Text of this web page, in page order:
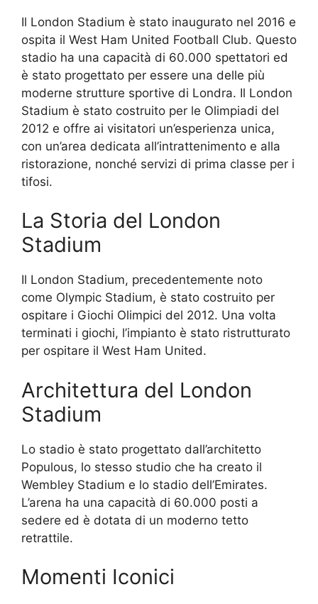
Il London Stadium è stato inaugurato nel 2016 e
ospita il West Ham United Football Club. Questo
stadio ha una capacità di 60.000 spettatori ed
è stato progettato per essere una delle più
moderne strutture sportive di Londra. Il London
Stadium è stato costruito per le Olimpiadi del
2012 e offre ai visitatori un’esperienza unica,
con un’area dedicata all’intrattenimento e alla
ristorazione, nonché servizi di prima classe per i
tifosi.
La Storia del London
Stadium
Il London Stadium, precedentemente noto
come Olympic Stadium, è stato costruito per
ospitare i Giochi Olimpici del 2012. Una volta
terminati i giochi, l’impianto è stato ristrutturato
per ospitare il West Ham United.
Architettura del London
Stadium
Lo stadio è stato progettato dall’architetto
Populous, lo stesso studio che ha creato il
Wembley Stadium e lo stadio dell’Emirates.
L’arena ha una capacità di 60.000 posti a
sedere ed è dotata di un moderno tetto
retrattile.
Momenti Iconici